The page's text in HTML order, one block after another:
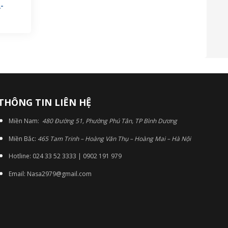
TIN LIÊN HỆ
Miền Nam: 480 Đường 51, Phường Phú Tân, TP Bình Dương
Miền Bắc: 465 Tam Trinh – Hoàng Văn Thụ – Hoàng Mai – Hà Nội
Hotline: 024 33 52 3333 | 0902 191 979
Email: Nasa2979@gmail.com